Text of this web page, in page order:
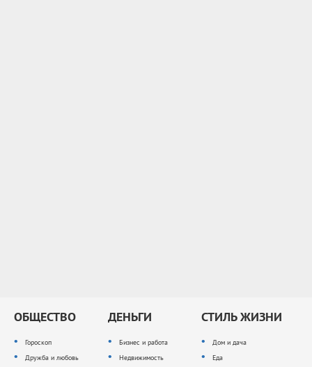
ОБЩЕСТВО
Гороскоп
Дружба и любовь
ДЕНЬГИ
Бизнес и работа
Недвижимость
СТИЛЬ ЖИЗНИ
Дом и дача
Еда